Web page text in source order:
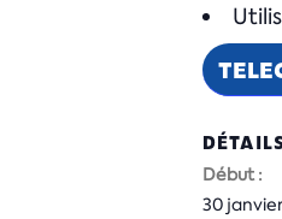
Début :
30